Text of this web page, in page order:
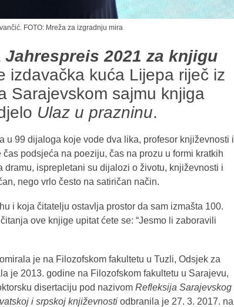
FOTO: Mreža za izgradnju mira
Jahrespreis 2021 za knjigu
izdavačka kuća Lijepa riječ iz
Sarajevskom sajmu knjiga
Ulaz u prazninu.
u 99 dijaloga koje vode dva lika, profesor književnosti i
podsjeća na poeziju, čas na prozu u formi kratkih
dramu, isprepletani su dijalozi o životu, književnosti i
nego vrlo često na satiričan način.
i koja čitatelju ostavlja prostor da sam izmašta 100.
ove knjige upitat ćete se: “Jesmo li zaboravili
je na Filozofskom fakultetu u Tuzli, Odsjek za
je 2013. godine na Filozofskom fakultetu u Sarajevu,
disertaciju pod nazivom Refleksija Sarajevskog
i srpskoj književnosti odbranila je 27. 3. 2017. na